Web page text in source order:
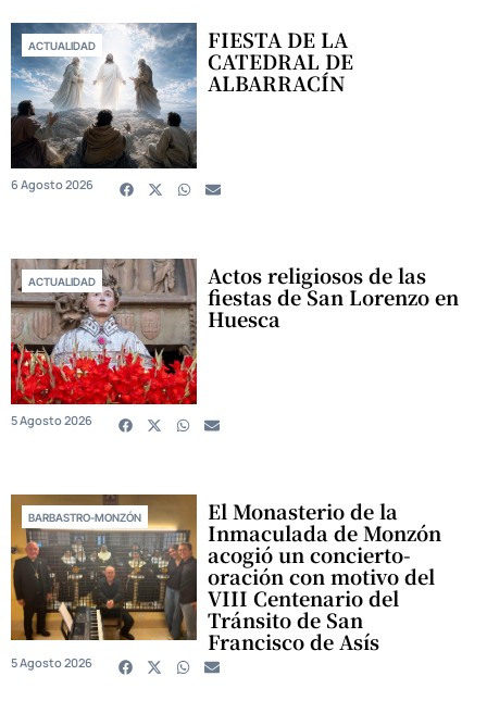
ACTUALIDAD FIESTA DE LA
CATEDRAL DE
ALBARRACÍN
6 Agosto 2026
ACTUALIDAD Actos religiosos de las
fiestas de San Lorenzo en
Huesca
5 Agosto 2026
BARBASTRO-MONZÓN El Monasterio de la
Inmaculada de Monzón
acogió un concierto-
oración con motivo del
VIII Centenario del
Tránsito de San
Francisco de Asís
5 Agosto 2026